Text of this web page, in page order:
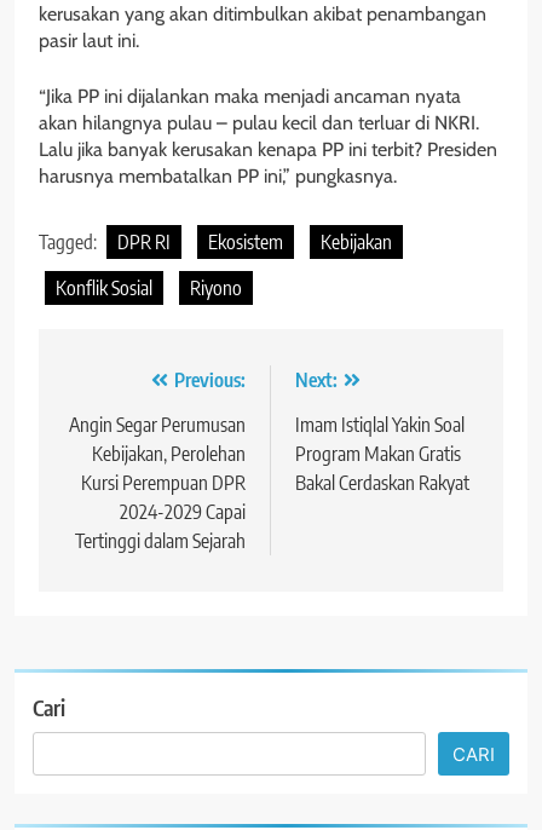
kerusakan yang akan ditimbulkan akibat penambangan
pasir laut ini.
“Jika PP ini dijalankan maka menjadi ancaman nyata
akan hilangnya pulau – pulau kecil dan terluar di NKRI.
Lalu jika banyak kerusakan kenapa PP ini terbit? Presiden
harusnya membatalkan PP ini,” pungkasnya.
Tagged: DPR RI Ekosistem
Kebijakan
Konflik Sosial
Riyono
Navigasi
pos
Previous:
Angin Segar Perumusan
Kebijakan, Perolehan
Kursi Perempuan DPR
2024-2029 Capai
Tertinggi dalam Sejarah
Next:
Imam Istiqlal Yakin Soal
Program Makan Gratis
Bakal Cerdaskan Rakyat
Cari
CARI